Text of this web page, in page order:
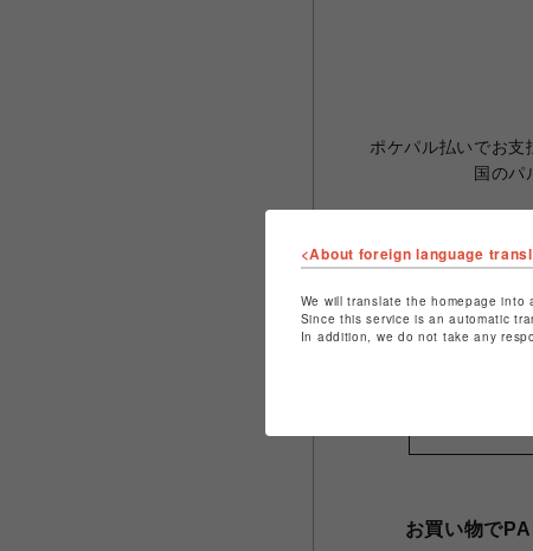
ポケパル払いでお
国のパ
お買い物で
<About foreign language
We will translate the homepage into
Since this service is an automatic
In addition, we do not take any